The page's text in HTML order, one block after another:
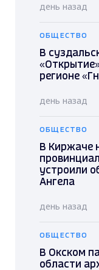
день назад
ОБЩЕСТВО
В
регионе
день назад
ОБЩЕСТВО
В Киржаче
устроили
Ангела
день назад
ОБЩЕСТВО
В Окском
области